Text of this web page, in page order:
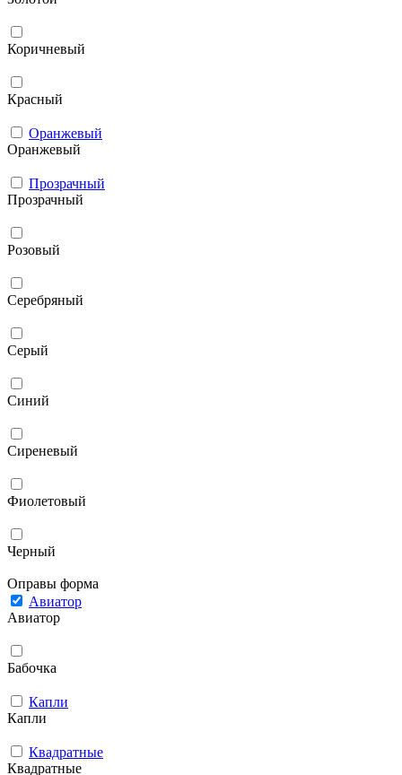
Коричневый
Красный
Оранжевый
Оранжевый
Прозрачный
Прозрачный
Розовый
Серебряный
Серый
Синий
Сиреневый
Фиолетовый
Черный
Оправы форма
Авиатор
Авиатор
Бабочка
Капли
Капли
Квадратные
Квадратные